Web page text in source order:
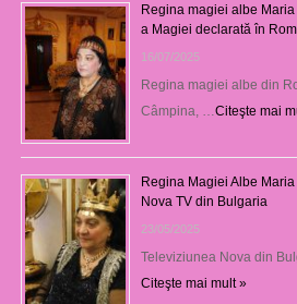
Regina magiei albe
a Magiei declarată în
16/07/2025
Regina magiei albe din
Câmpina, … Citeşte mai
Regina Magiei Albe
Nova TV din Bulgaria
23/05/2025
Televiziunea Nova din
Citeşte mai mult »